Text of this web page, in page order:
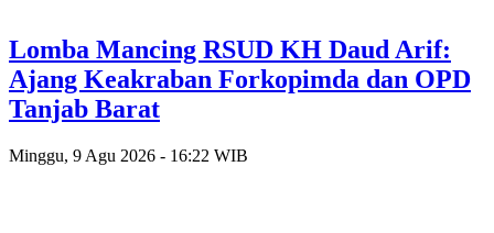
Lomba Mancing RSUD KH Daud Arif:
Ajang Keakraban Forkopimda dan OPD
Tanjab Barat
Minggu, 9 Agu 2026 - 16:22 WIB